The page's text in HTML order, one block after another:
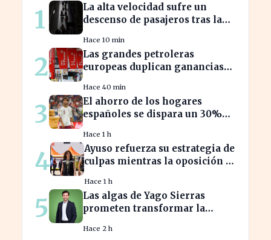
1
La alta velocidad sufre un
descenso de pasajeros tras la
Hace 10 min
2
Las grandes petroleras
europeas duplican ganancias
Hace 40 min
3
El ahorro de los hogares
españoles se dispara un 30%
Hace 1 h
4
Ayuso refuerza su estrategia de
culpas mientras la oposición la
Hace 1 h
5
Las algas de Yago Sierras
prometen transformar la
sostenibles
Hace 2 h